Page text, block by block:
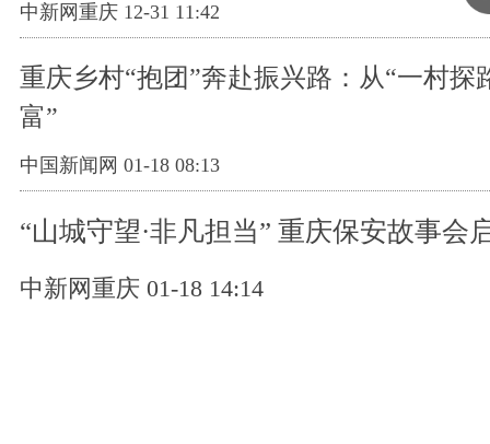
中新网重庆 12-31 11:42
重庆乡村“抱团”奔赴振兴路：从“一村探
富”
中国新闻网 01-18 08:13
“山城守望·非凡担当” 重庆保安故事会
中新网重庆 01-18 14:14